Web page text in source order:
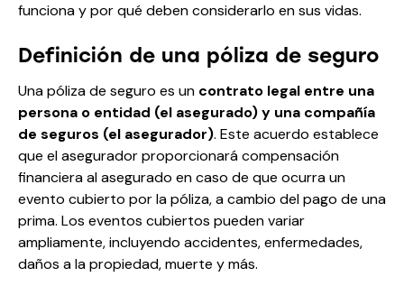
funciona y por qué deben considerarlo en sus vidas.
Definición de una póliza de seguro
Una póliza de seguro es un contrato legal entre una
persona o entidad (el asegurado) y una compañía
de seguros (el asegurador). Este acuerdo establece
que el asegurador proporcionará compensación
financiera al asegurado en caso de que ocurra un
evento cubierto por la póliza, a cambio del pago de una
prima. Los eventos cubiertos pueden variar
ampliamente, incluyendo accidentes, enfermedades,
daños a la propiedad, muerte y más.